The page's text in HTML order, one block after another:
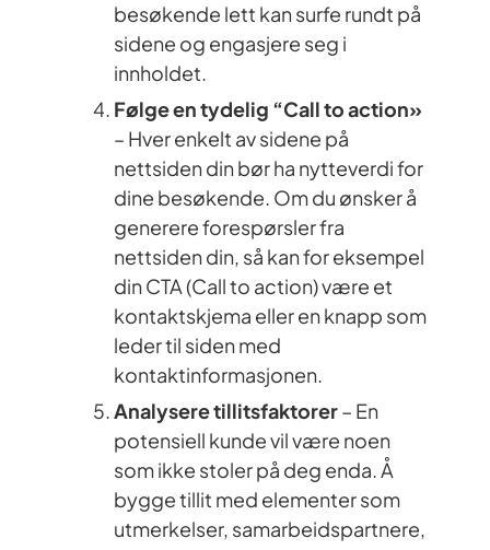
besøkende lett kan surfe rundt på
sidene og engasjere seg i
innholdet.
Følge en tydelig “Call to action»
– Hver enkelt av sidene på
nettsiden din bør ha nytteverdi for
dine besøkende. Om du ønsker å
generere forespørsler fra
nettsiden din, så kan for eksempel
din CTA (Call to action) være et
kontaktskjema eller en knapp som
leder til siden med
kontaktinformasjonen.
Analysere tillitsfaktorer– En
potensiell kunde vil være noen
som ikke stoler på deg enda. Å
bygge tillit med elementer som
utmerkelser, samarbeidspartnere,